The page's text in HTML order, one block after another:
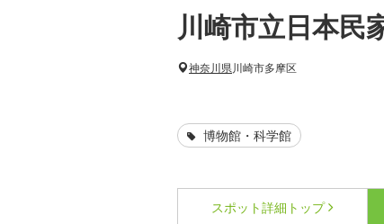
川崎市立日本民
神奈川県川崎市多摩区
博物館・科学館
スポット詳細 トップ